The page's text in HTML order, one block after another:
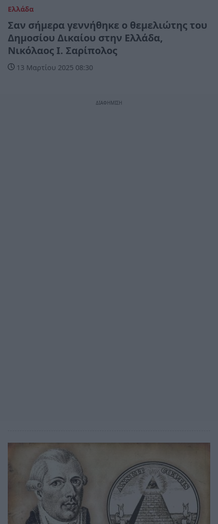
Ελλάδα
Σαν σήμερα γεννήθηκε ο θεμελιώτης του
Δημοσίου Δικαίου στην Ελλάδα,
Νικόλαος Ι. Σαρίπολος
13 Μαρτίου 2025 08:30